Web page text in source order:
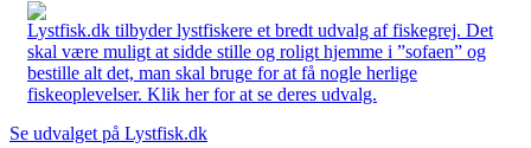
Lystfisk.dk tilbyder lystfiskere et bredt udvalg af fiskegrej. Det
skal være muligt at sidde stille og roligt hjemme i ”sofaen” og
bestille alt det, man skal bruge for at få nogle herlige
fiskeoplevelser. Klik her for at se deres udvalg.
Se udvalget på Lystfisk.dk